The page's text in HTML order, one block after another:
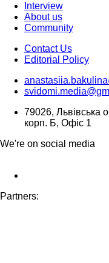
Interview
About us
Community
Contact Us
Editorial Policy
79026, Львівська
корп. Б, Офіс 1
We're on social media
Partners: